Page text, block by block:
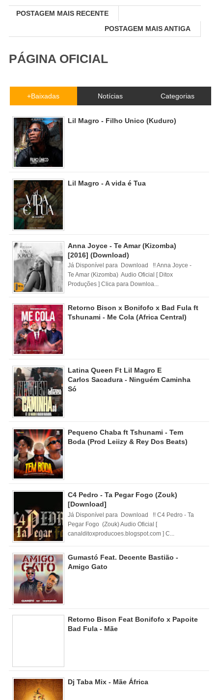
POSTAGEM MAIS RECENTE
POSTAGEM MAIS ANTIGA
PÁGINA OFICIAL
+Baixadas Notícias Categorias
Lil Magro - Filho Unico (Kuduro)
Lil Magro - A vida é Tua
Anna Joyce - Te Amar (Kizomba)
[2016] (Download)
Já Disponível para Download !! Anna Joyce -
Te Amar (Kizomba) Audio Oficial [ Ditox
Produções ] Clica para Downloa...
Retorno Bison x Bonifofo x Bad Fula ft
Tshunami - Me Cola (Africa Central)
Latina Queen Ft Lil Magro E
Carlos Sacadura - Ninguém Caminha
Só
Pequeno Chaba ft Tshunami - Tem
Boda (Prod Leiizy & Rey Dos Beats)
C4 Pedro - Ta Pegar Fogo (Zouk)
[Download]
Já Disponível para Download !! C4 Pedro - Ta
Pegar Fogo (Zouk) Audio Oficial [
canalditoxproducoes.blogspot.com ] C...
Gumastó Feat. Decente Bastião -
Amigo Gato
Retorno Bison Feat Bonifofo x Papoite
Bad Fula - Mãe
Dj Taba Mix - Mãe África